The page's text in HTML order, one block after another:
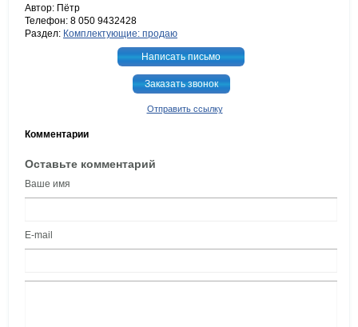
Автор: Пётр
Телефон: 8 050 9432428
Раздел: Комплектующие: продаю
Написать письмо
Заказать звонок
Отправить ссылку
Комментарии
Оставьте комментарий
Ваше имя
E-mail